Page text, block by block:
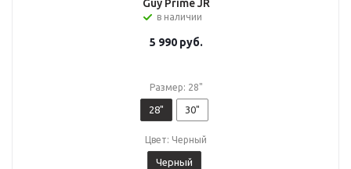
Guy Prime JR
в наличии
5 990руб.
Размер: 28"
28" 30"
Цвет: Черный
Черный